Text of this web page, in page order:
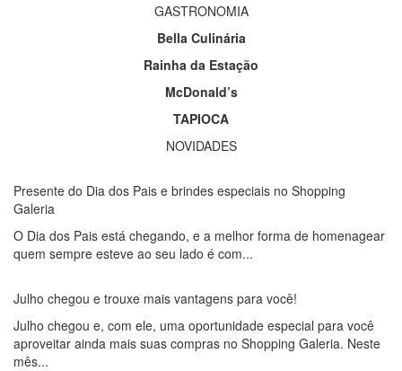
GASTRONOMIA
Bella Culinária
Rainha da Estação
McDonald’s
TAPIOCA
NOVIDADES
Presente do Dia dos Pais e brindes especiais no Shopping
Galeria
O Dia dos Pais está chegando, e a melhor forma de homenagear
quem sempre esteve ao seu lado é com...
Julho chegou e trouxe mais vantagens para você!
Julho chegou e, com ele, uma oportunidade especial para você
aproveitar ainda mais suas compras no Shopping Galeria. Neste
mês...